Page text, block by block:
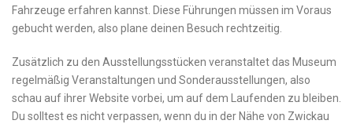
Fahrzeuge erfahren kannst. Diese Führungen​ müssen im⁤ Voraus⁤
gebucht werden, also ​plane deinen ‌Besuch rechtzeitig.
Zusätzlich zu ⁤den Ausstellungsstücken veranstaltet das⁣ Museum
regelmäßig Veranstaltungen und⁤ Sonderausstellungen, also
schau auf ihrer ⁣Website vorbei, um ⁤auf ⁣dem Laufenden zu bleiben.
Du solltest es ⁣nicht verpassen, wenn du in ⁢der⁢ Nähe von Zwickau